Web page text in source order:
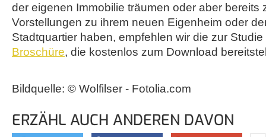
der eigenen Immobilie träumen oder aber bereits
Vorstellungen zu ihrem neuen Eigenheim oder
Stadtquartier haben, empfehlen wir die zur
Broschüre, die kostenlos zum Download
Bildquelle: © Wolfilser - Fotolia.com
ERZÄHL AUCH ANDEREN DAVON